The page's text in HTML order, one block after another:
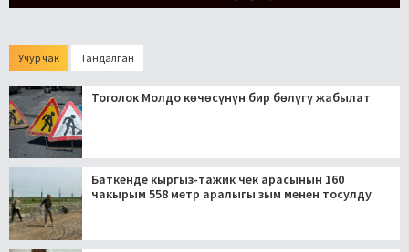
Учур чак Тандалган
Тоголок Молдо көчөсүнүн бир бөлүгү жабылат
Баткенде кыргыз-тажик чек арасынын 160
чакырым 558 метр аралыгы зым менен тосулду